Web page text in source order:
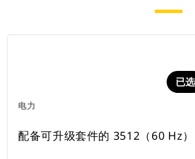
电力
已选
配备可升级套件的 3512（60 Hz）